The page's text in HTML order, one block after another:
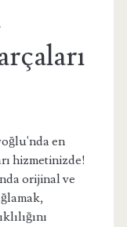
en
hizmetinizde!
orijinal ve